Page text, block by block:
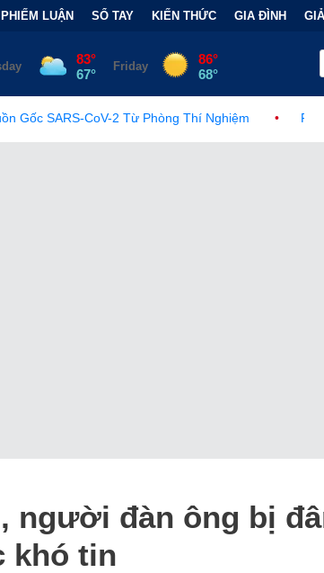
PHIẾM LUẬN SỔ TAY KIẾN THỨC GIA ĐÌNH
Phòng Thí Nghiệm • FCC Chính Thức Ban
người đàn ông bị
khó tin